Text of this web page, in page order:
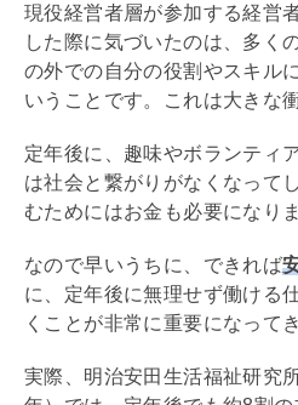
現役経営者層が参加する経営
した際に気づいたのは、多く
の外での自分の役割やスキル
いうことです。これは大きな
定年後に、趣味やボランティ
は社会と繋がりがなくなって
むためにはお金も必要になりま
なので早いうちに、できれば
に、定年後に無理せず働ける
くことが非常に重要になって
実際、明治安田生活福祉研究